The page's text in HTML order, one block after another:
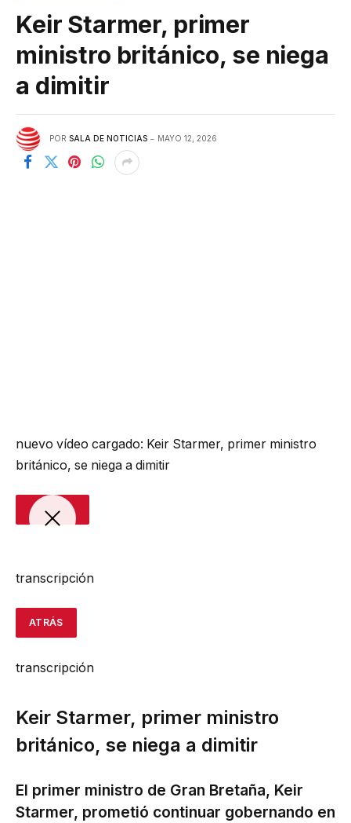
Keir Starmer, primer
ministro británico, se niega
a dimitir
POR SALA DE NOTICIAS MAYO 12, 2026
nuevo vídeo cargado: Keir Starmer, primer ministro
británico, se niega a dimitir
transcripción
ATRÁS
transcripción
Keir Starmer, primer ministro
británico, se niega a dimitir
El primer ministro de Gran Bretaña, Keir
Starmer, prometió continuar gobernando en